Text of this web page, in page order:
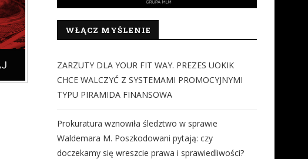
WŁĄCZ MYŚLENIE
ZARZUTY DLA YOUR FIT WAY. PREZES UOKIK
CHCE WALCZYĆ Z SYSTEMAMI PROMOCYJNYMI
TYPU PIRAMIDA FINANSOWA
Prokuratura wznowiła śledztwo w sprawie
Waldemara M. Poszkodowani pytają: czy
doczekamy się wreszcie prawa i sprawiedliwości?